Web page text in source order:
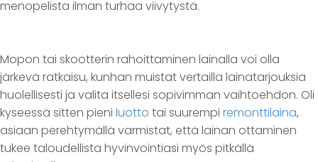
menopelista ilman turhaa viivytystä.
Mopon tai skootterin rahoittaminen lainalla voi olla
järkevä ratkaisu, kunhan muistat vertailla lainatarjouksia
huolellisesti ja valita itsellesi sopivimman vaihtoehdon. Oli
kyseessä sitten pieni luotto tai suurempi remonttilaina,
asiaan perehtymällä varmistat, että lainan ottaminen
tukee taloudellista hyvinvointiasi myös pitkällä